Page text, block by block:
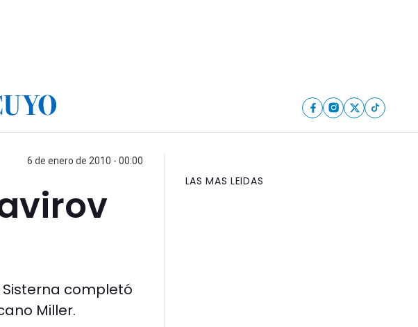
6 de enero de 2010 - 00:00
Sisterna completó
Miller.
LAS MAS LEIDAS